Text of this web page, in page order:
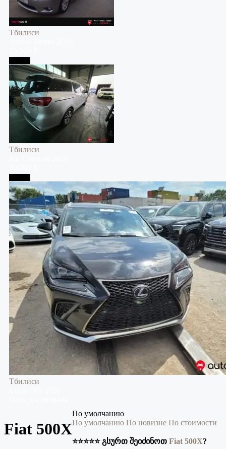
Тбилиси
Тбилиси
Тбилиси
Fiat 500X
По умолчанию
По умолчанию По новизне По стоимости
⭐️⭐️⭐️⭐️⭐️ გსურთ შეიძინოთ Fiat 500X?